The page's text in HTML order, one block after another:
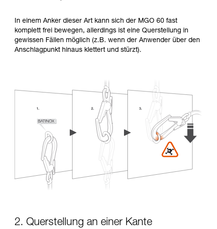
In einem Anker dieser Art kann sich der MGO 60 fast
komplett frei bewegen, allerdings ist eine Querstellung in
gewissen Fällen möglich (z.B. wenn der Anwender über den
Anschlagpunkt hinaus klettert und stürzt).
2. Querstellung an einer Kante